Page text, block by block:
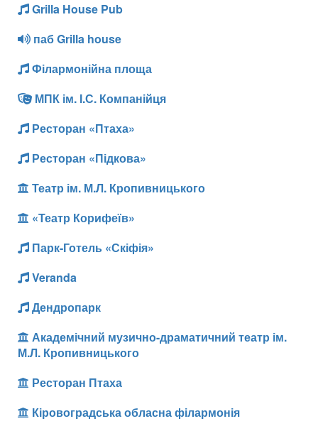
Grilla House Pub
паб Grilla house
Філармонійна площа
МПК ім. І.С. Компанійця
Ресторан «Птаха»
Ресторан «Підкова»
Театр ім. М.Л. Кропивницького
«Театр Корифеїв»
Парк-Готель «Скіфія»
Veranda
Дендропарк
Академічний музично-драматичний театр ім.
М.Л. Кропивницького
Ресторан Птаха
Кіровоградська обласна філармонія